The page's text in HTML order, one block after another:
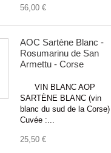
56,00 €
AOC Sartène Blanc -
Rosumarinu de San
Armettu - Corse
VIN BLANC AOP
SARTÈNE BLANC (vin
blanc du sud de la Corse)
Cuvée :...
25,50 €